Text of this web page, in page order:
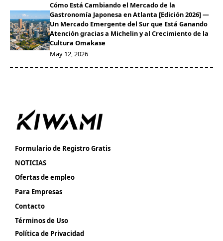
Cómo Está Cambiando el Mercado de la
Gastronomía Japonesa en Atlanta [Edición 2026] —
Un Mercado Emergente del Sur que Está Ganando
Atención gracias a Michelin y al Crecimiento de la
Cultura Omakase
May 12, 2026
Formulario de Registro Gratis
NOTICIAS
Ofertas de empleo
Para Empresas
Contacto
Términos de Uso
Política de Privacidad